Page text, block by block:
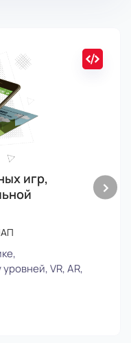
игр,
VR, AR,
›